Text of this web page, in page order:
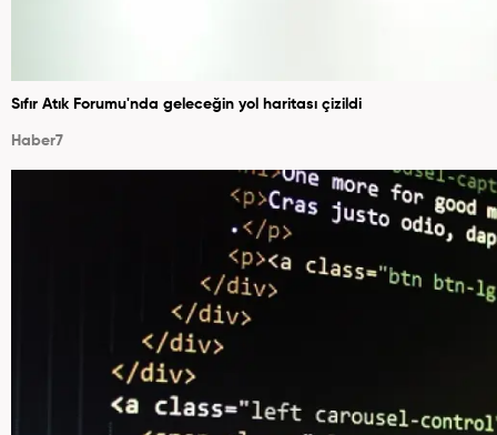
Sıfır Atık Forumu'nda geleceğin yol haritası çizildi
Haber7